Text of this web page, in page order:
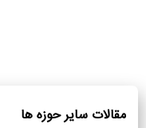
مقالات سایر حوزه ها